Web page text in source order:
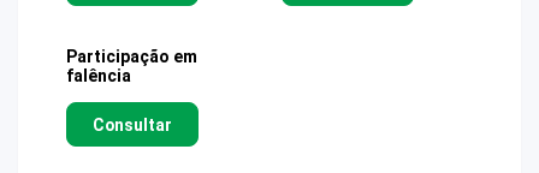
Participação em
falência
Consultar